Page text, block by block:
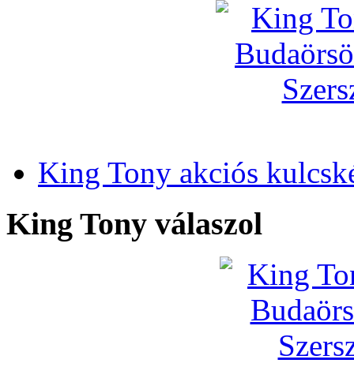
King Tony akciós
King Tony válaszol